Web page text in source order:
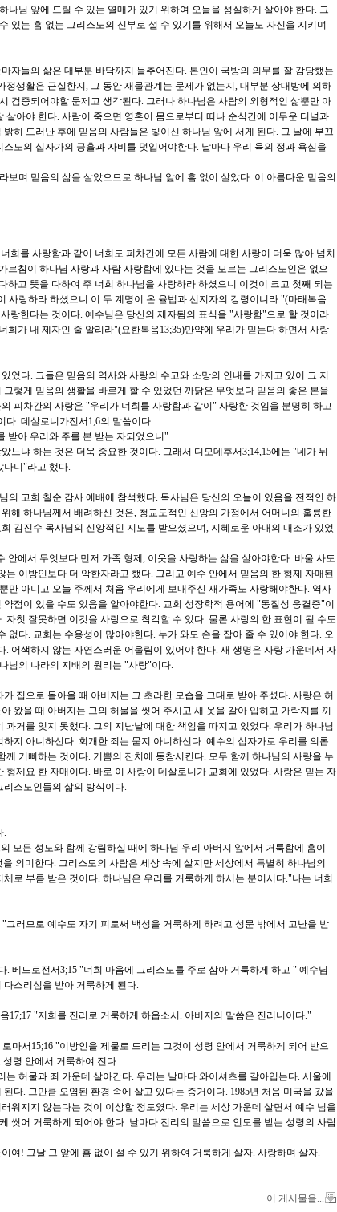
나님 앞에 드릴 수 있는 열매가 있기 위하여 오늘을 성실하게 살아야 한다. 그
있는 흠 없는 그리스도의 신부로 설 수 있기를 위해서 오늘도 자신을 지키며
자들의 삶은 대부분 바닥까지 들추어진다. 본인이 국방의 의무를 잘 감당했는
정생활은 근실한지, 그 동안 재물관계는 문제가 없는지, 대부분 상대방에 의하
검증되어야할 문제고 생각된다. 그러나 하나님은 사람의 외형적인 삶뿐만 아
살아야 한다. 사람이 죽으면 영혼이 몸으로부터 떠나 순식간에 어두운 터널과
히 드러난 후에 믿음의 사람들은 빛이신 하나님 앞에 서게 된다. 그 날에 부끄
도의 십자가의 긍휼과 자비를 덧입어야한다. 날마다 우리 육의 정과 욕심을
보며 믿음의 삶을 살았으므로 하나님 앞에 흠 없이 살았다. 이 아름다운 믿음의
희를 사랑함과 같이 너희도 피차간에 모든 사람에 대한 사랑이 더욱 많아 넘치
르침이 하나님 사랑과 사람 사랑함에 있다는 것을 모르는 그리스도인은 없으
하고 뜻을 다하여 주 너희 하나님을 사랑하라 하셨으니 이것이 크고 첫째 되는
사랑하라 하셨으니 이 두 계명이 온 율법과 선지자의 강령이니라."(마태복음
랑한다는 것이다. 예수님은 당신의 제자됨의 표식을 "사랑함"으로 할 것이라
희가 내 제자인 줄 알리라"(요한복음13;35)만약에 우리가 믿는다 하면서 사랑
었다. 그들은 믿음의 역사와 사랑의 수고와 소망의 인내를 가지고 있어 그 지
렇게 믿음의 생활을 바르게 할 수 있었던 까닭은 무엇보다 믿음의 좋은 본을
피차간의 사랑은 "우리가 너희를 사랑함과 같이" 사랑한 것임을 분명히 하고
다. 데살로니가전서1;6의 말씀이다.
받아 우리와 주를 본 받는 자되었으니"
느냐 하는 것은 더욱 중요한 것이다. 그래서 디모데후서3;14,15에는 "네가 뉘
나니"라고 했다.
의 고희 칠순 감사 예배에 참석했다. 목사님은 당신의 오늘이 있음을 전적인 하
해 하나님께서 배려하신 것은, 청교도적인 신앙의 가정에서 어머니의 훌륭한
김진수 목사님의 신앙적인 지도를 받으셨으며, 지혜로운 아내의 내조가 있었
안에서 무엇보다 먼저 가족 형제, 이웃을 사랑하는 삶을 살아야한다. 바울 사도
이방인보다 더 악한자라고 했다. 그리고 예수 안에서 믿음의 한 형제 자매된
만 아니고 오늘 주께서 처음 우리에게 보내주신 새가족도 사랑해야한다. 역사
점이 있을 수도 있음을 알아야한다. 교회 성장학적 용어에 "동질성 응결증"이
칫 잘못하면 이것을 사랑으로 착각할 수 있다. 물론 사랑의 한 표현이 될 수도
없다. 교회는 수용성이 많아야한다. 누가 와도 손을 잡아 줄 수 있어야 한다. 오
어색하지 않는 자연스러운 어울림이 있어야 한다. 새 생명은 사랑 가운데서 자
님의 나라의 지배의 원리는 "사랑"이다.
집으로 돌아올 때 아버지는 그 초라한 모습을 그대로 받아 주셨다. 사랑은 허
왔을 때 아버지는 그의 허물을 씻어 주시고 새 옷을 갈아 입히고 가락지를 끼
거를 잊지 못했다. 그의 지난날에 대한 책임을 따지고 있었다. 우리가 하나님
지 아니하신다. 회개한 죄는 묻지 아니하신다. 예수의 십자가로 우리를 의롭
기뻐하는 것이다. 기쁨의 잔치에 동참시킨다. 모두 함께 하나님의 사랑을 누
제요 한 자매이다. 바로 이 사랑이 데살로니가 교회에 있었다. 사랑은 믿는 자
스도인들의 삶의 방식이다.
.
모든 성도와 함께 강림하실 때에 하나님 우리 아버지 앞에서 거룩함에 흠이
의미한다. 그리스도의 사람은 세상 속에 살지만 세상에서 특별히 하나님의
로 부름 받은 것이다. 하나님은 우리를 거룩하게 하시는 분이시다."나는 너희
그러므로 예수도 자기 피로써 백성을 거룩하게 하려고 성문 밖에서 고난을 받
베드로전서3;15 "너희 마음에 그리스도를 주로 삼아 거룩하게 하고 " 예수님
스리심을 받아 거룩하게 된다.
17;17 "저희를 진리로 거룩하게 하옵소서. 아버지의 말씀은 진리니이다."
마서15;16 "이방인을 제물로 드리는 그것이 성령 안에서 거룩하게 되어 받으
령 안에서 거룩하여 진다.
허물과 죄 가운데 살아간다. 우리는 날마다 와이셔츠를 갈아입는다. 서울에
다. 그만큼 오염된 환경 속에 살고 있다는 증거이다. 1985년 처음 미국을 갔을
워지지 않는다는 것이 이상할 정도였다. 우리는 세상 가운데 살면서 예수 님을
씻어 거룩하게 되어야 한다. 날마다 진리의 말씀으로 인도를 받는 성령의 사람
여! 그날 그 앞에 흠 없이 설 수 있기 위하여 거룩하게 살자. 사랑하며 살자.
이 게시물을...